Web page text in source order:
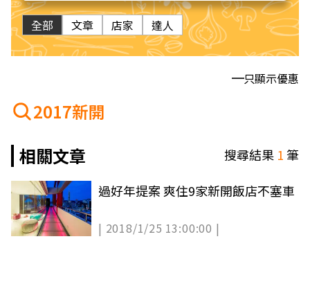
全部 文章 店家 達人
只顯示優惠
2017新開
相關文章
搜尋結果 1筆
過好年提案 爽住9家新開飯店不塞車
| 2018/1/25 13:00:00 |